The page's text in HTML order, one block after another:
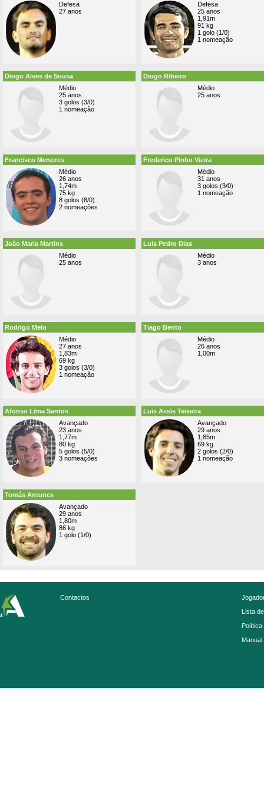
Defesa
27 anos
Defesa
25 anos
1,91m
91 kg
1 golo (1/0)
1 nomeação
Diogo Alves de Sousa
Médio
25 anos
3 golos (3/0)
1 nomeação
Diogo Ribeiro
Médio
25 anos
Francisco Menezes
Médio
26 anos
1,74m
75 kg
8 golos (8/0)
2 nomeações
Frederico Pinho Vieira
Médio
31 anos
3 golos (3/0)
1 nomeação
João Maria Martins
Médio
25 anos
Luis Pedro Dias
Médio
3 anos
Rodrigo Melo
Médio
27 anos
1,83m
69 kg
3 golos (3/0)
1 nomeação
Tiago Bento
Médio
26 anos
1,00m
Afonso Lima Santos
Avançado
23 anos
1,77m
80 kg
5 golos (5/0)
3 nomeações
Luis Assis Teixeira
Avançado
29 anos
1,85m
69 kg
2 golos (2/0)
1 nomeação
Tomás Antunes
Avançado
29 anos
1,80m
86 kg
1 golo (1/0)
Contactos
Lista
Política